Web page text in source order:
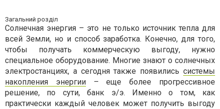
Загальний розділ
Солнечная энергия – это не только источник тепла для
всей Земли, но и способ заработка. Конечно, для того,
чтобы получать коммерческую выгоду, нужно
специальное оборудование. Многие знают о солнечных
электростанциях, а сегодня также появились системы
накопления энергии– еще более прогрессивное
решение, по сути, банк э/э. Именно о том, как
практически каждый человек может получить выгоду